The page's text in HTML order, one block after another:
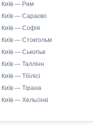
Київ — Рим
Київ — Сараєво
Київ — Софія
Київ — Стокгольм
Київ — Ськопье
Київ — Таллінн
— Тбілісі
Київ — Тірана
Київ — Хельсінкі